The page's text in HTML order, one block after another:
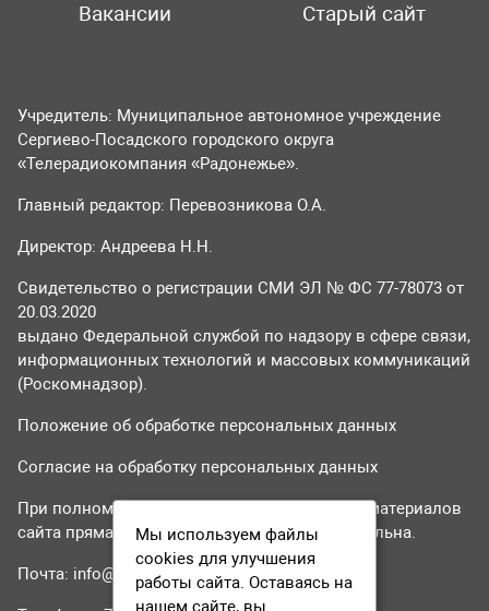
Вакансии
Старый сайт
Учредитель: Муниципальное автономное учреждение
Сергиево-Посадского городского округа
«Телерадиокомпания «Радонежье».
Главный редактор: Перевозникова О.А.
Директор: Андреева Н.Н.
Свидетельство о регистрации СМИ ЭЛ № ФС 77-78073 от
20.03.2020
выдано Федеральной службой по надзору в сфере связи,
информационных технологий и массовых коммуникаций
(Роскомнадзор).
Положение об обработке персональных данных
Согласие на обработку персональных данных
При полном или частичном использовании материалов
сайта прямая гиперссылка на tvr24.tv обязательна.
Почта: info@tvr24.tv
Мы используем файлы
cookies для улучшения
работы сайта. Оставаясь на
нашем сайте, вы